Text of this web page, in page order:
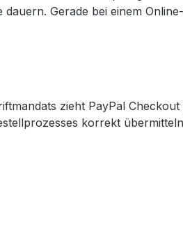
Gerade bei einem
zieht PayPal
korrekt